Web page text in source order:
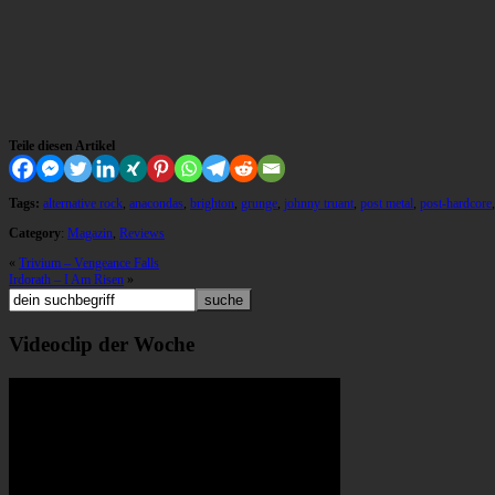
Teile diesen Artikel
Tags: alternative rock, anacondas, brighton, grunge, johnny truant, post metal, post-hardcore,
Category: Magazin, Reviews
« Trivium – Vengeance Falls
Irdorath – I Am Risen »
Videoclip der Woche